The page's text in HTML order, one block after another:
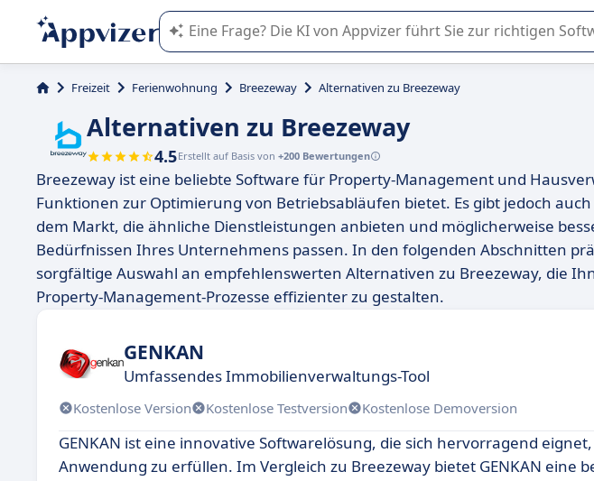
Die KI von Appvizer führt Sie bei der Nutzung oder Auswahl von
Freizeit Ferienwohnung Breezeway Alternativen zu Breezeway
Alternativen zu Breezeway
4.5Erstellt auf Basis von +200 Bewertungen
Breezeway ist eine beliebte Software für Property-Management und
Funktionen zur Optimierung von Betriebsabläufen bietet. Es gibt jedoch
dem Markt, die ähnliche Dienstleistungen anbieten und möglicherweise
Bedürfnissen Ihres Unternehmens passen. In den folgenden Abschnitten
sorgfältige Auswahl an empfehlenswerten Alternativen zu Breezeway, die
Property-Management-Prozesse effizienter zu gestalten.
GENKAN
Umfassendes Immobilienverwaltungs-Tool
Kostenlose Version Kostenlose Testversion Kostenlose Demoversion
GENKAN ist eine innovative Softwarelösung, die sich hervorragend
Anwendung zu erfüllen. Im Vergleich zu Breezeway bietet GENKAN eine